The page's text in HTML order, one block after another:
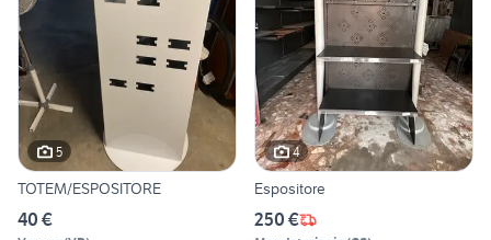
5
TOTEM/ESPOSITORE
40 €
4
Espositore
250 €